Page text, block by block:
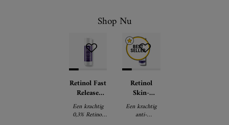
Shop Nu
Retinol Fast
Release
Wrinkle-
Reducing
Een krachtig
0,3% Retinol
Retinol
Skin-
Renewing
Daily
Een krachtig
anti-